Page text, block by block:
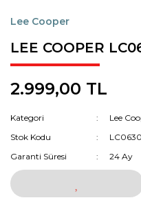
Lee Cooper
LEE COOPER
2.999,00 TL
Kategori
Lee
Stok Kodu
Garanti Süresi
24 Ay